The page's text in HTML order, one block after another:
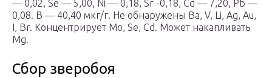
— 0,02, Se — 5,00, Ni — 0,18, Sr -0,18, Cd — 7,20, Pb —
0,08. В — 40,40 мкг/г. Не обнаружены Ва, V, Li, Ag, Au,
I, Br. Концентрирует Mo, Se, Cd. Может накапливать
Мg.
Сбор зверобоя